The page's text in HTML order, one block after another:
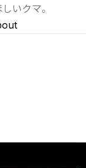
いクマ。